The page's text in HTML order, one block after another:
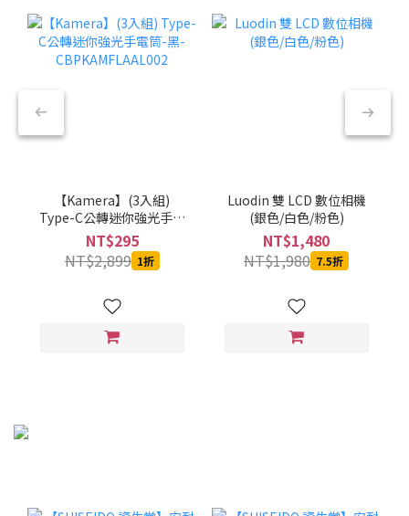
【Kamera】(3入組)
Type-C公轉迷你強光手電
筒-黑-CBPKAMFLAAL002
NT$295
NT$2,899 1折
Luodin 雙 LCD 數位相機
(銀色/白色/粉色)
NT$1,480
NT$1,980 7.5折